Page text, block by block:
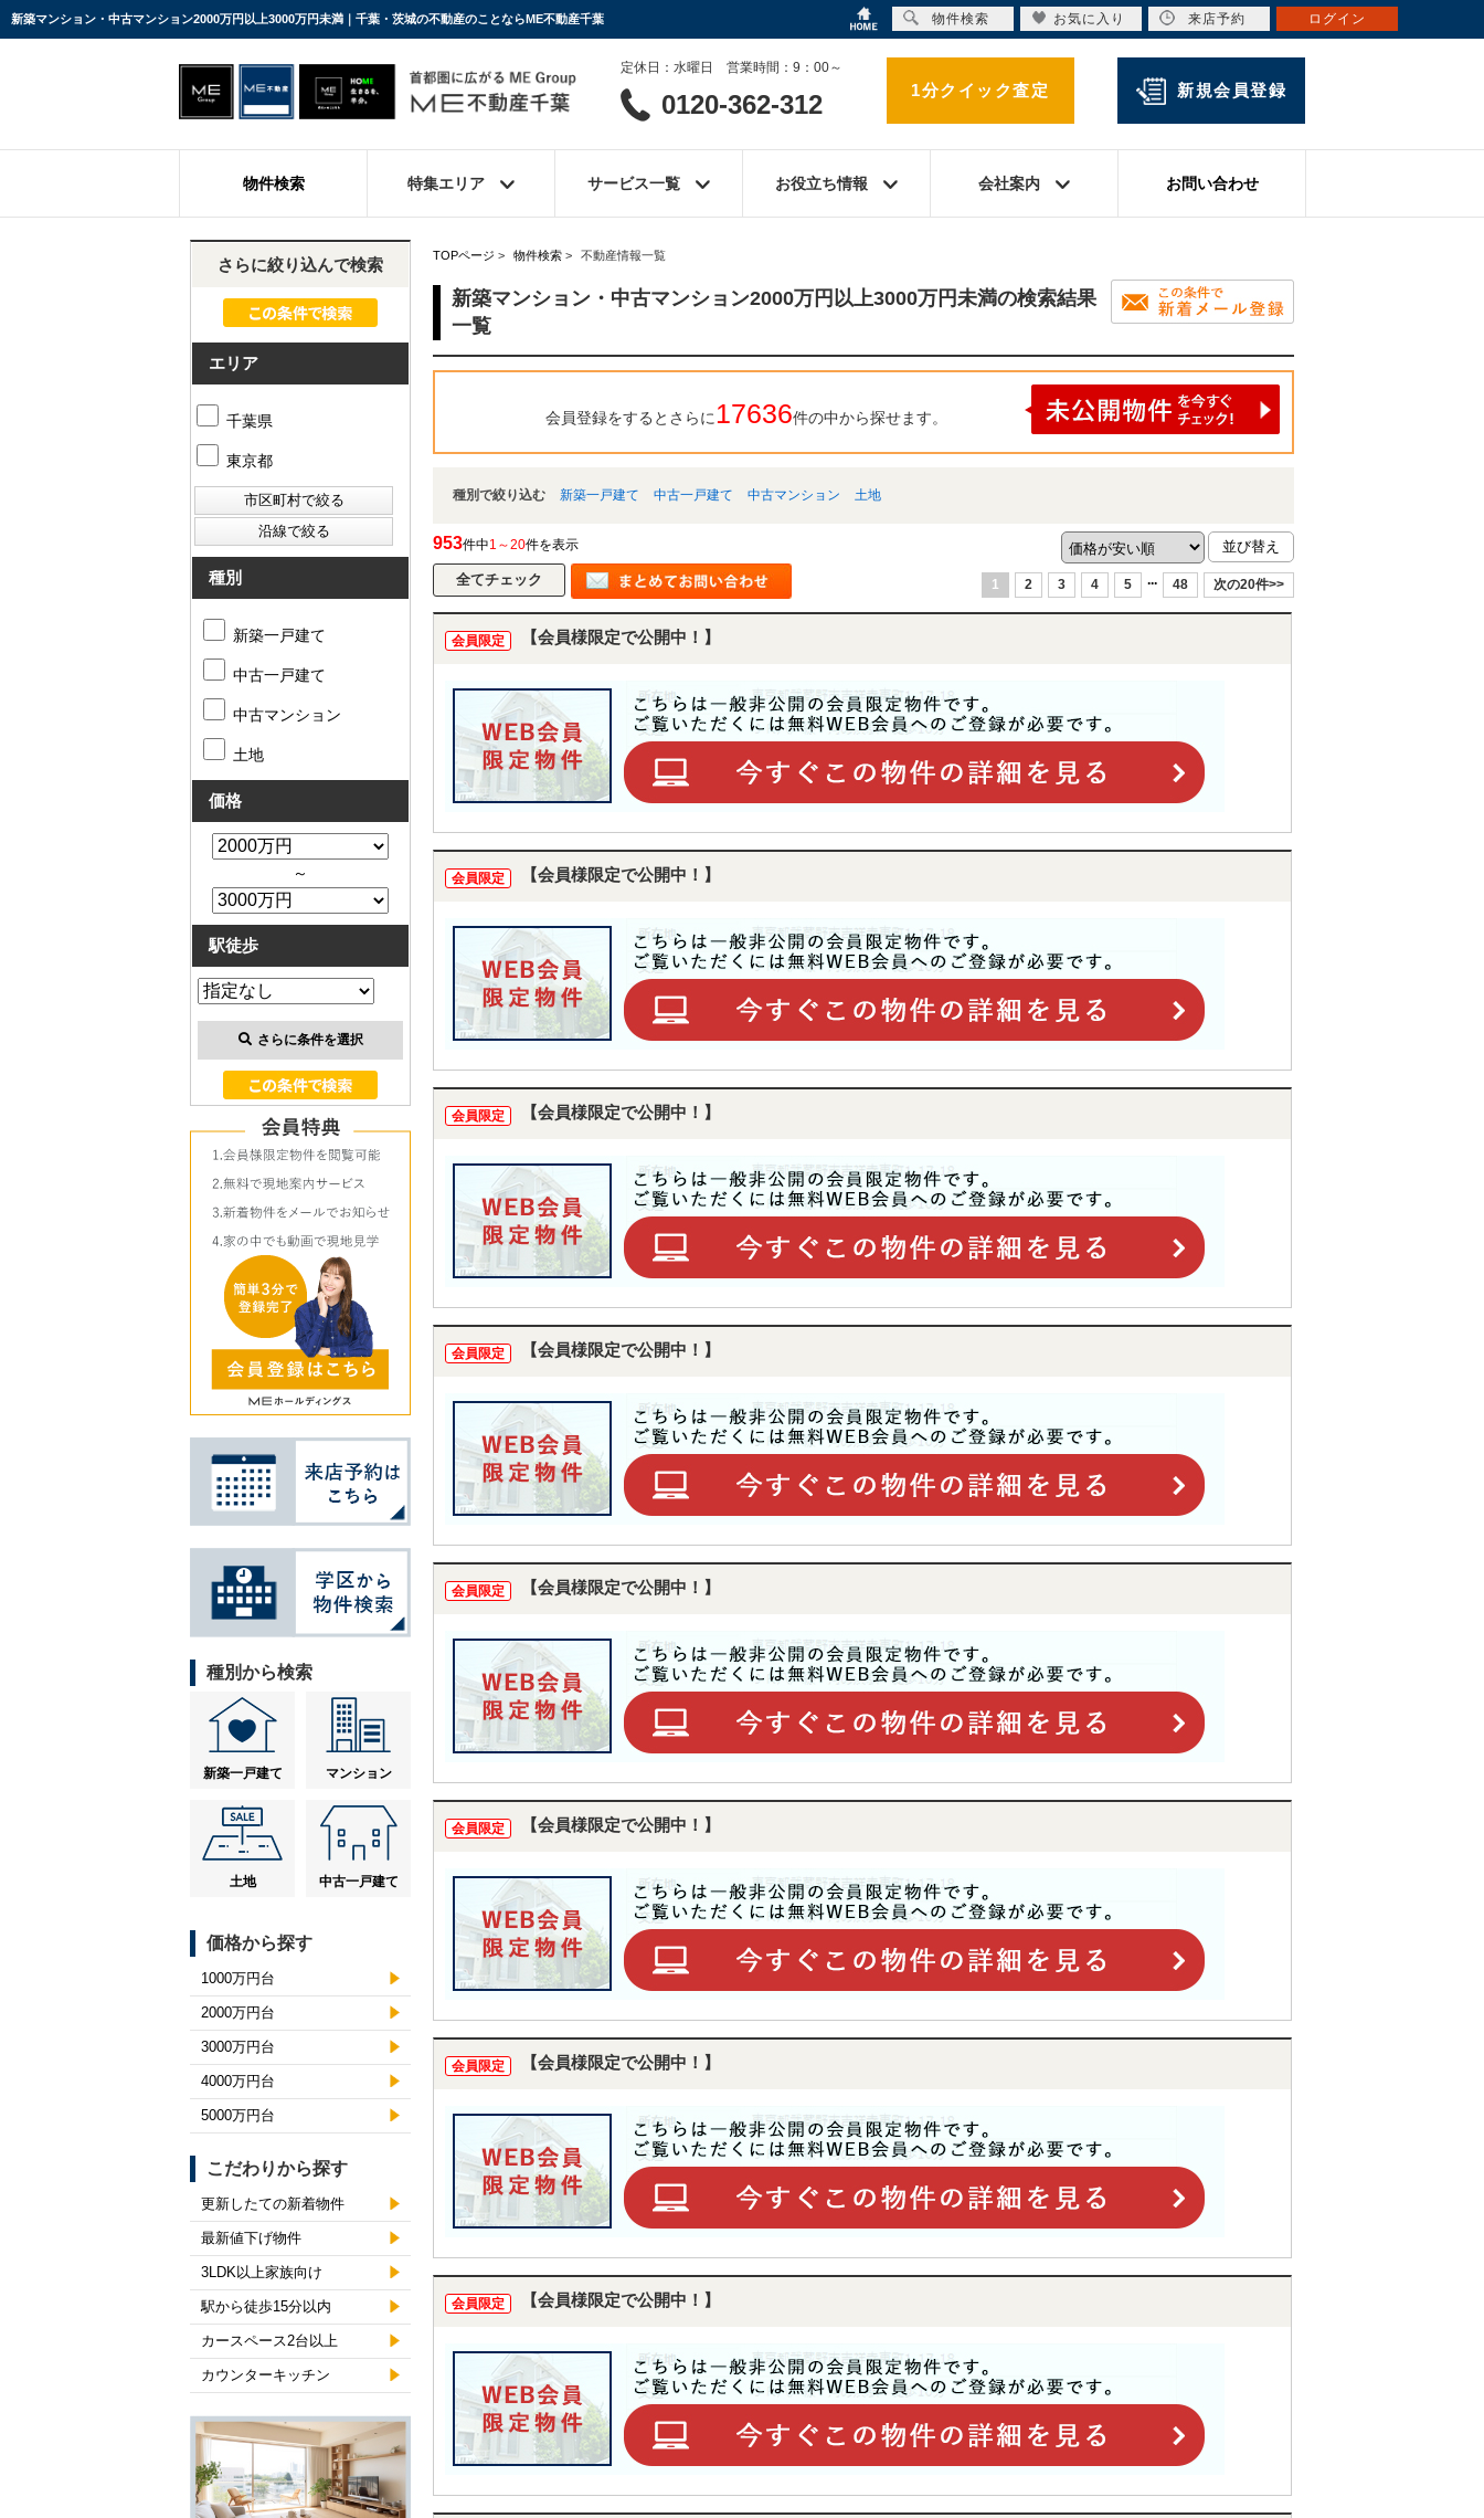
新築マンション・中古マンション2000万円以上3000万円未満｜千葉・茨城の不動産のことならME不動産千葉
定休日：水曜日 営業時間：9：00～
0120-362-312 1分クイック査定 新規会員登録
物件検索 特集エリア サービス一覧 お役立ち情報 会社案内 お問い合わせ
TOPページ > 物件検索 > 不動産情報一覧
新築マンション・中古マンション2000万円以上3000万円未満の検索結果
一覧
会員登録をするとさらに 17636件の中から探せます。
種別で絞り込む 新築一戸建て 中古一戸建て 中古マンション 土地
953件中1～20件を表示
1 2 3 4 5 ... 48 次の20件>>
会員限定 【会員様限定で公開中！】
会員限定 【会員様限定で公開中！】
会員限定 【会員様限定で公開中！】
会員限定 【会員様限定で公開中！】
会員限定 【会員様限定で公開中！】
会員限定 【会員様限定で公開中！】
会員限定 【会員様限定で公開中！】
会員限定 【会員様限定で公開中！】
さらに絞り込んで検索
エリア
千葉県
東京都
種別
新築一戸建て
中古一戸建て
中古マンション
土地
価格
～
駅徒歩
さらに条件を選択
種別から検索
新築一戸建て マンション
土地 中古一戸建て
価格から探す
1000万円台
2000万円台
3000万円台
4000万円台
5000万円台
こだわりから探す
更新したての新着物件
最新値下げ物件
3LDK以上家族向け
駅から徒歩15分以内
カースペース2台以上
カウンターキッチン
物件検索 お気に入り 来店予約 ログイン